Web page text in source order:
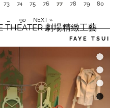
73 74 75 76 77 78 79 80
… 90 NEXT »
THEATER 劇場精緻工藝
FAYE TSUI